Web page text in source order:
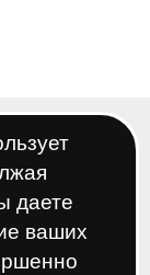
даете
ваших